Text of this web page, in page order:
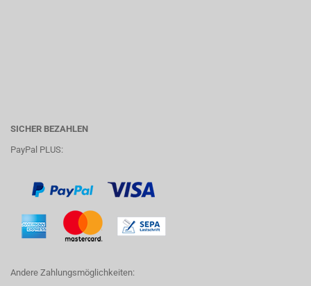
SICHER BEZAHLEN
PayPal PLUS:
Andere Zahlungsmöglichkeiten: